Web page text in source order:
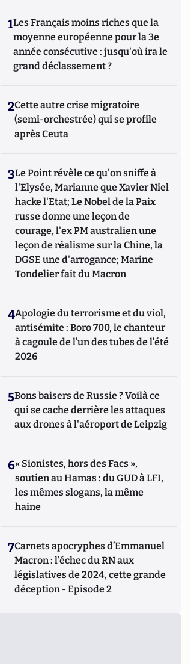
1Les Français moins riches que la
moyenne européenne pour la 3e
année consécutive : jusqu'où ira le
grand déclassement ?
2Cette autre crise migratoire
(semi-orchestrée) qui se profile
après Ceuta
3Le Point révèle ce qu'on sniffe à
l'Elysée, Marianne que Xavier Niel
hacke l'Etat; Le Nobel de la Paix
russe donne une leçon de
courage, l'ex PM australien une
leçon de réalisme sur la Chine, la
DGSE une d'arrogance; Marine
Tondelier fait du Macron
4Apologie du terrorisme et du viol,
antisémite : Boro 700, le chanteur
à cagoule de l’un des tubes de l’été
2026
5Bons baisers de Russie ? Voilà ce
qui se cache derrière les attaques
aux drones à l'aéroport de Leipzig
6« Sionistes, hors des Facs »,
soutien au Hamas : du GUD à LFI,
les mêmes slogans, la même
haine
7Carnets apocryphes d’Emmanuel
Macron : l’échec du RN aux
législatives de 2024, cette grande
déception - Episode 2